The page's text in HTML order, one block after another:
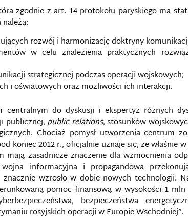
zgodnie z art. 14 protokołu paryskiego ma
rozwój i harmonizację doktryny
w celu znalezienia praktycznych
strategicznej podczas operacji wojskowych;
i oświatowych oraz możliwości ich interakcji.
centralnym do dyskusji i ekspertyz różnych
publicznej,public relations, stosunków
Chociaż pomysł utworzenia centrum
koniec 2012 r., oficjalnie uznaje się, że właśnie
mają zasadnicze znaczenie dla wzmocnienia
informacyjna i propagandowa
wzrosło w dobie nowych technologii.
pomoc finansową w wysokości 1
bezpieczeństwa
rosyjskich operacji w Europie Wschodniej”.